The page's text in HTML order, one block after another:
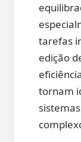
tarefas
edição
tornam